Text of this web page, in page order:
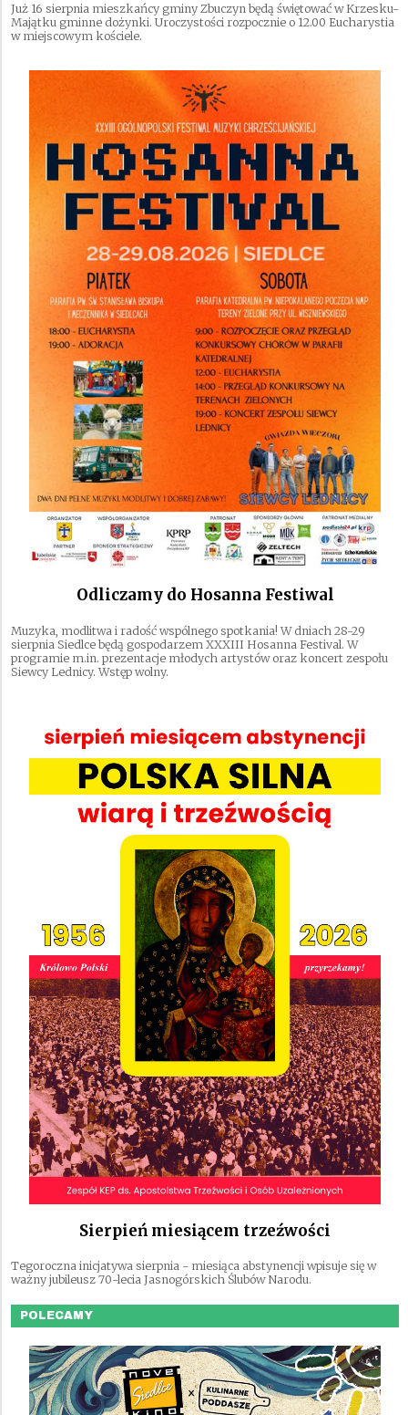
Już 16 sierpnia mieszkańcy gminy Zbuczyn będą świętować w Krzesku-
Majątku gminne dożynki. Uroczystości rozpocznie o 12.00 Eucharystia
w miejscowym kościele.
Odliczamy do Hosanna Festiwal
Muzyka, modlitwa i radość wspólnego spotkania! W dniach 28-29
sierpnia Siedlce będą gospodarzem XXXIII Hosanna Festival. W
programie m.in. prezentacje młodych artystów oraz koncert zespołu
Siewcy Lednicy. Wstęp wolny.
Sierpień miesiącem trzeźwości
Tegoroczna inicjatywa sierpnia - miesiąca abstynencji wpisuje się w
ważny jubileusz 70-lecia Jasnogórskich Ślubów Narodu.
POLECAMY